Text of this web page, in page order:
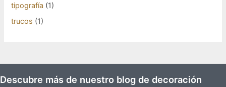
tipografía (1)
trucos (1)
Descubre más de nuestro blog de decoración